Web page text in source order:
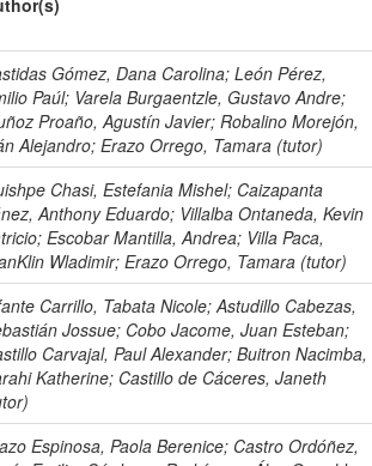
Gómez, Dana Carolina; León Pérez,
Paúl; Varela Burgaentzle, Gustavo Andre;
Proaño, Agustín Javier; Robalino Morejón,
Alejandro; Erazo Orrego, Tamara (tutor)
Chasi, Estefania Mishel; Caizapanta
Anthony Eduardo; Villalba Ontaneda, Kevin
Escobar Mantilla, Andrea; Villa Paca,
Wladimir; Erazo Orrego, Tamara (tutor)
Carrillo, Tabata Nicole; Astudillo Cabezas,
Jossue; Cobo Jacome, Juan Esteban;
Carvajal, Paul Alexander; Buitron Nacimba,
Katherine; Castillo de Cáceres, Janeth
Espinosa, Paola Berenice; Castro Ordóñez,